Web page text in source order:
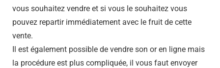
vous souhaitez vendre et si vous le souhaitez vous
pouvez repartir immédiatement avec le fruit de cette
vente.
Il est également possible de vendre son or en ligne mais
la procédure est plus compliquée, il vous faut envoyer